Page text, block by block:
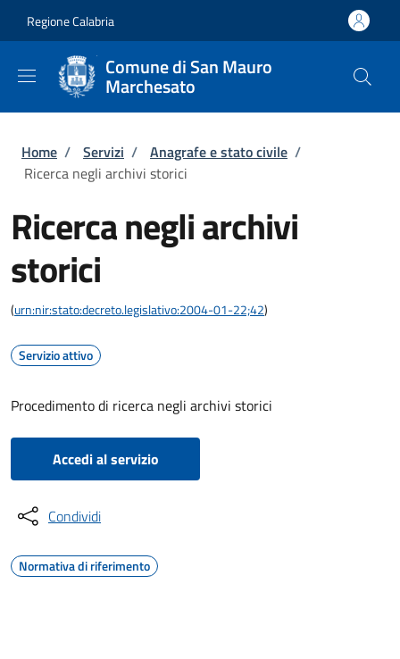
Regione Calabria
Comune di San Mauro
Marchesato
Briciole di pane
Home / Servizi / Anagrafe e stato civile /
Ricerca negli archivi storici
Ricerca negli archivi
storici
(urn:nir:stato:decreto.legislativo:2004-01-22;42)
Servizio attivo
Procedimento di ricerca negli archivi storici
Accedi al servizio
Condividi
Normativa di riferimento